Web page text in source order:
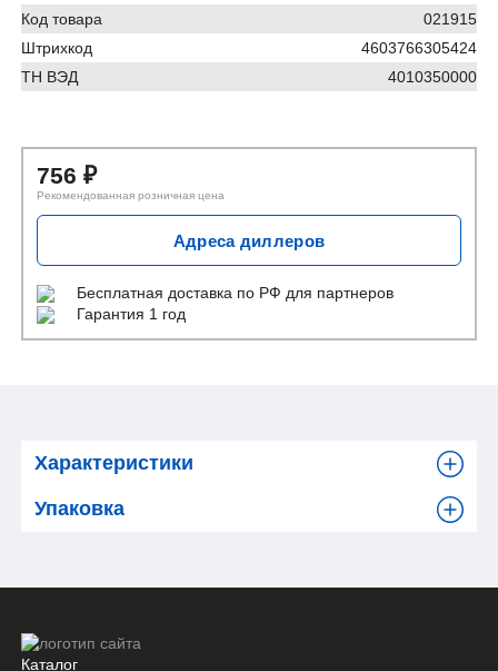
Код товара
021915
Штрихкод
4603766305424
ТН ВЭД
4010350000
756₽
Рекомендованная розничная цена
Адреса диллеров
Бесплатная доставка по РФ для партнеров
Гарантия 1 год
Характеристики
Упаковка
Каталог